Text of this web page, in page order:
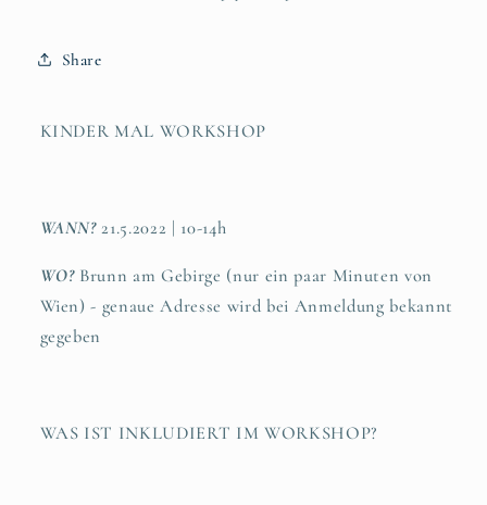
Share
KINDER MAL WORKSHOP
WANN?21.5.2022 | 10-14h
WO? Brunn am Gebirge (nur ein paar Minuten von
Wien) - genaue Adresse wird bei Anmeldung bekannt
gegeben
WAS IST INKLUDIERT IM WORKSHOP?